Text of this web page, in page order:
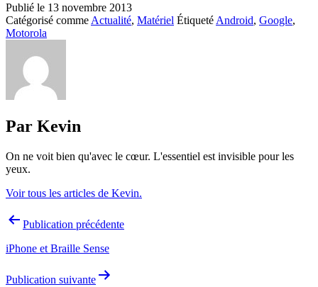
Publié le 13 novembre 2013
Catégorisé comme Actualité, Matériel Étiqueté Android, Google,
Motorola
Par Kevin
On ne voit bien qu'avec le cœur. L'essentiel est invisible pour les
yeux.
Voir tous les articles de Kevin.
Navigation
l’article
Publication précédente
iPhone et Braille Sense
Publication suivante